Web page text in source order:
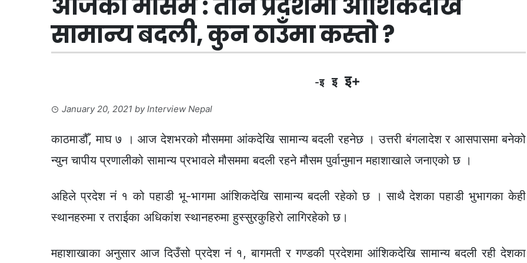
सामान्य बदली, कुन ठाउँमा कस्तो ?
-इ इ इ+
January 20, 2021 byInterview Nepal
काठमाडौँ, माघ ७ । आज देशभरको मौसममा आंकदेखि सामान्य बदली रहनेछ । उत्तरी बंगलादेश र आसपासमा बनेको
न्युन चापीय प्रणालीको सामान्य प्रभावले मौसममा बदली रहने मौसम पुर्वानुमान महाशाखाले जनाएको छ ।
अहिले प्रदेश नं १ को पहाडी भू-भागमा आंशिकदेखि सामान्य बदली रहेको छ । साथै देशका पहाडी भुभागका केही
स्थानहरुमा र तराईका अधिकांश स्थानहरुमा हुस्सुरकुहिरो लागिरहेको छ।
महाशाखाका अनुसार आज दिउँसो प्रदेश नं १, बागमती र गण्डकी प्रदेशमा आंशिकदेखि सामान्य बदली रही देशका